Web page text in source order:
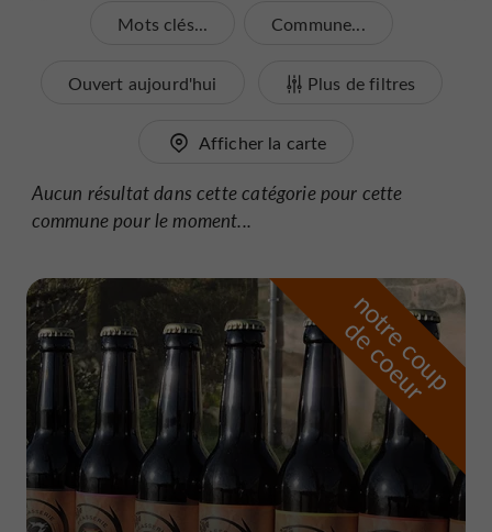
Mots clés... Commune...
Ouvert aujourd'hui Plus de filtres
Afficher la carte
Aucun résultat dans cette catégorie pour cette
commune pour le moment...
n
o
t
r
e
c
o
u
p
d
e
c
o
e
u
r